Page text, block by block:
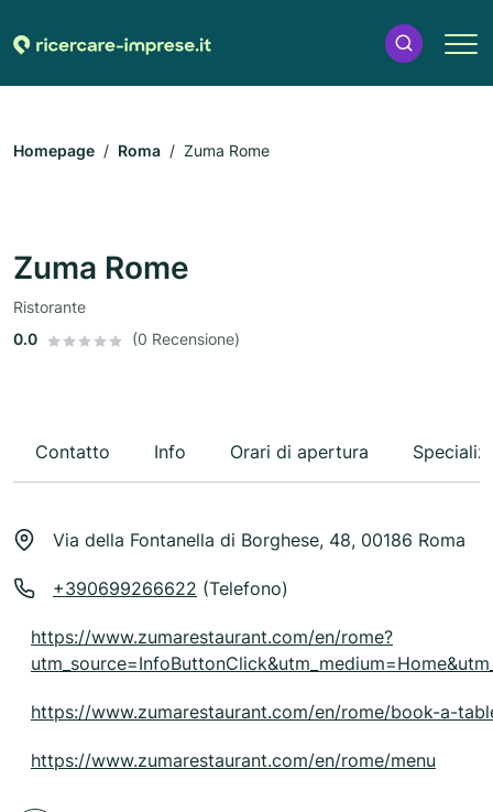
Homepage Roma Zuma Rome
Zuma Rome
Ristorante
0.0
(0 Recensione)
Contatto Info Orari di apertura
Via della Fontanella di Borghese, 48, 00186 Roma
+390699266622 (Telefono)
https://www.zumarestaurant.com/en/rome?
https://www.zumarestaurant.com/en/rome/book-a-
https://www.zumarestaurant.com/en/rome/menu